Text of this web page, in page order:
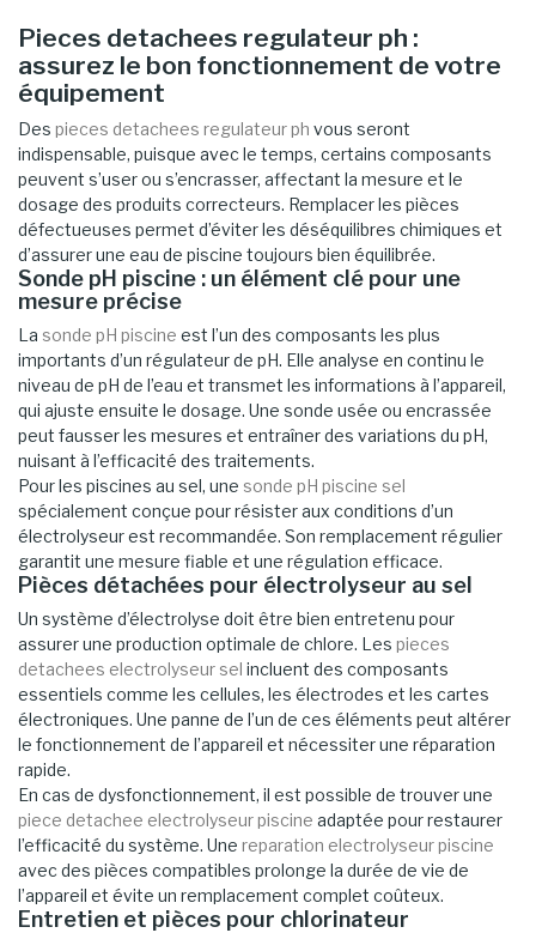
Pieces detachees regulateur ph :
assurez le bon fonctionnement de votre
équipement
Des pieces detachees regulateur ph vous seront
indispensable, puisque avec le temps, certains composants
peuvent s’user ou s’encrasser, affectant la mesure et le
dosage des produits correcteurs. Remplacer les pièces
défectueuses permet d’éviter les déséquilibres chimiques et
d’assurer une eau de piscine toujours bien équilibrée.
Sonde pH piscine : un élément clé pour une
mesure précise
La sonde pH piscine est l’un des composants les plus
importants d’un régulateur de pH. Elle analyse en continu le
niveau de pH de l’eau et transmet les informations à l’appareil,
qui ajuste ensuite le dosage. Une sonde usée ou encrassée
peut fausser les mesures et entraîner des variations du pH,
nuisant à l’efficacité des traitements.
Pour les piscines au sel, une sonde pH piscine sel
spécialement conçue pour résister aux conditions d’un
électrolyseur est recommandée. Son remplacement régulier
garantit une mesure fiable et une régulation efficace.
Pièces détachées pour électrolyseur au sel
Un système d’électrolyse doit être bien entretenu pour
assurer une production optimale de chlore. Les pieces
detachees electrolyseur sel incluent des composants
essentiels comme les cellules, les électrodes et les cartes
électroniques. Une panne de l’un de ces éléments peut altérer
le fonctionnement de l’appareil et nécessiter une réparation
rapide.
En cas de dysfonctionnement, il est possible de trouver une
piece detachee electrolyseur piscine adaptée pour restaurer
l’efficacité du système. Une reparation electrolyseur piscine
avec des pièces compatibles prolonge la durée de vie de
l’appareil et évite un remplacement complet coûteux.
Entretien et pièces pour chlorinateur